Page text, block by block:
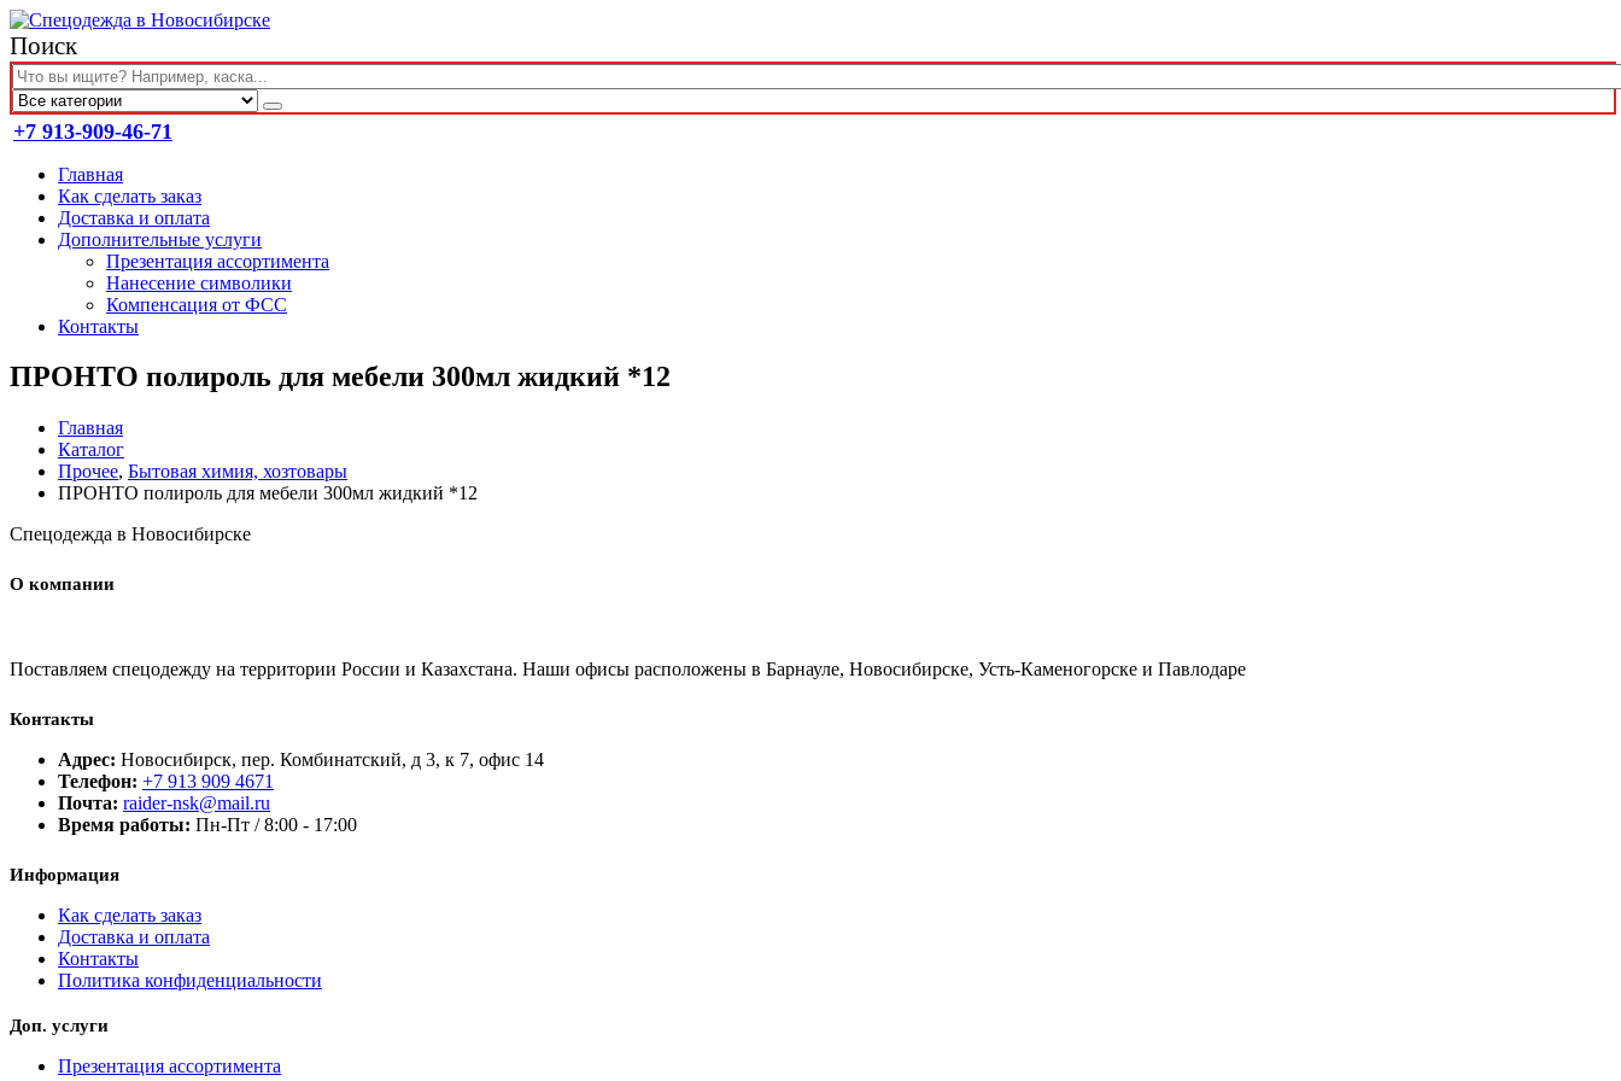
Поиск
+7 913-909-46-71
Главная
Как сделать заказ
Доставка и оплата
Дополнительные услуги
Презентация ассортимента
Нанесение символики
Компенсация от ФСС
Контакты
ПРОНТО полироль для мебели 300мл жидкий *12
Главная
Каталог
Прочее, Бытовая химия, хозтовары
ПРОНТО полироль для мебели 300мл жидкий *12
Спецодежда в Новосибирске
О компании
Поставляем спецодежду на территории России и Казахстана. Наши офисы расположены в Барнауле, Новосибирске, Усть-Каменогорске и Павлодаре
Контакты
Адрес: Новосибирск, пер. Комбинатский, д 3, к 7, офис 14
Телефон: +7 913 909 4671
Почта: raider-nsk@mail.ru
Время работы: Пн-Пт / 8:00 - 17:00
Информация
Как сделать заказ
Доставка и оплата
Контакты
Политика конфиденциальности
Доп. услуги
Презентация ассортимента